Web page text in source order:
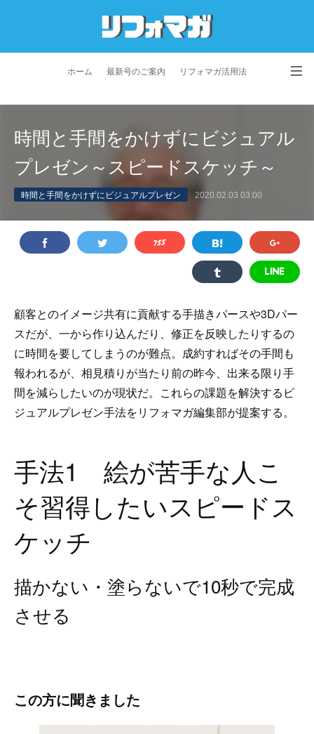
ホーム 最新号のご案内 リフォマガ活用法
プライバシーポリシー 利用規約 会社概要
時間と手間をかけずにビジュアル
プレゼン～スピードスケッチ～
時間と手間をかけずにビジュアルプレゼン 2020.02.03 03:00
顧客とのイメージ共有に貢献する手描きパースや3Dパー
スだが、一から作り込んだり、修正を反映したりするの
に時間を要してしまうのが難点。成約すればその手間も
報われるが、相見積りが当たり前の昨今、出来る限り手
間を減らしたいのが現状だ。これらの課題を解決するビ
ジュアルプレゼン手法をリフォマガ編集部が提案する。
手法1 絵が苦手な人こ
そ習得したいスピードス
ケッチ
描かない・塗らないで10秒で完成
させる
この方に聞きました